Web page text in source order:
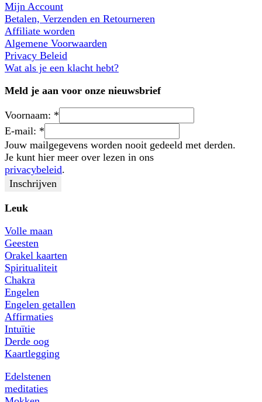
Mijn Account
Betalen, Verzenden en Retourneren
Affiliate worden
Algemene Voorwaarden
Privacy Beleid
Wat als je een klacht hebt?
Meld je aan voor onze nieuwsbrief
Voornaam: *
E-mail: *
Jouw mailgegevens worden nooit gedeeld met derden.
Je kunt hier meer over lezen in ons
privacybeleid.
Leuk
Volle maan
Geesten
Orakel kaarten
Spiritualiteit
Chakra
Engelen
Engelen getallen
Affirmaties
Intuïtie
Derde oog
Kaartlegging
Edelstenen
meditaties